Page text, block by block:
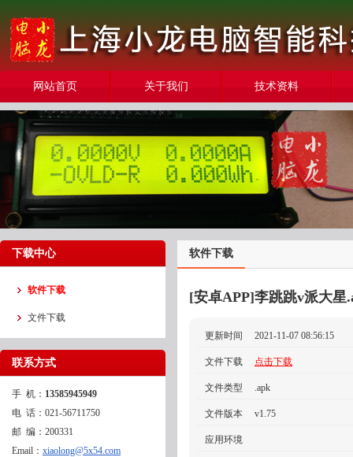
网站首页 关于我们 技术资料
下载中心
软件下载
文件下载
联系方式
手 机： 13585945949
电 话：021-56711750
邮 编：200331
Email： xiaolong@5x54.com
软件下载
[安卓APP]李跳跳v派大星
更新时间 2021-11-07 08:56:15
文件下载 点击下载
文件类型 .apk
文件版本 v1.75
应用环境